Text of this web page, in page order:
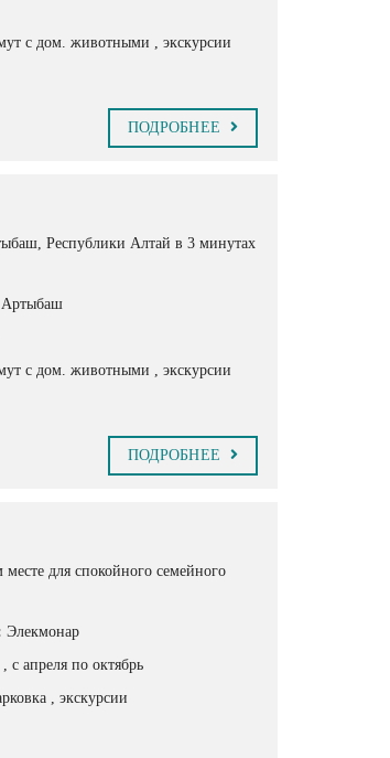
с дом. животными , экскурсии
ПОДРОБНЕЕ
Республики Алтай в 3 минутах
Артыбаш
с дом. животными , экскурсии
ПОДРОБНЕЕ
для спокойного семейного
Элекмонар
, с апреля по октябрь
, экскурсии